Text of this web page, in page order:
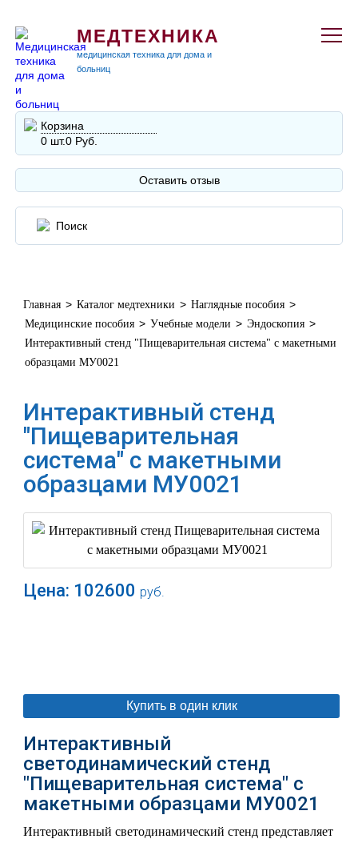
МЕДТЕХНИКА
медицинская техника для дома и
больниц
Корзина
0 шт.0 Руб.
Оставить отзыв
Главная > Каталог медтехники > Наглядные пособия >
Медицинские пособия > Учебные модели > Эндоскопия >
Интерактивный стенд "Пищеварительная система" с макетными
образцами МУ0021
Интерактивный стенд
"Пищеварительная
система" с макетными
образцами МУ0021
Цена: 102600 руб.
Купить в один клик
Интерактивный
светодинамический стенд
"Пищеварительная система" с
макетными образцами МУ0021
Интерактивный светодинамический стенд представляет